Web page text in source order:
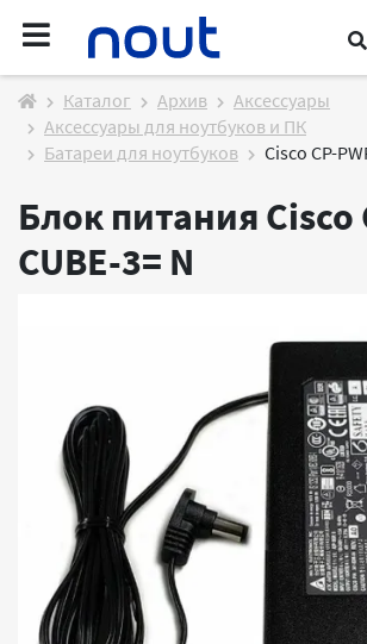
Каталог Архив
Аксессуары
Аксессуары для ноутбуков и ПК
Батареи для ноутбуков
Cisco CP-
Блок питания Cisco
CUBE-3= N